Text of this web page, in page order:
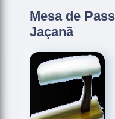
Mesa de
Jaçanã